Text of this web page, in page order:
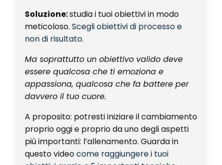
Soluzione:studia i tuoi obiettivi in modo
meticoloso. Scegli obiettivi di processo e
non di risultato.
Ma soprattutto un obiettivo valido deve
essere qualcosa che ti emoziona e
appassiona, qualcosa che fa battere per
davvero il tuo cuore.
A proposito: potresti iniziare il cambiamento
proprio oggi e proprio da uno degli aspetti
più importanti: l’allenamento. Guarda in
questo videocome raggiungere i tuoi